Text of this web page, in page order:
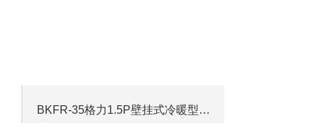
BKFR-35格力1.5P壁挂式冷暖型防爆空调器